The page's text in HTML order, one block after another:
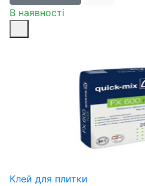
В наявності
Клей для плитки